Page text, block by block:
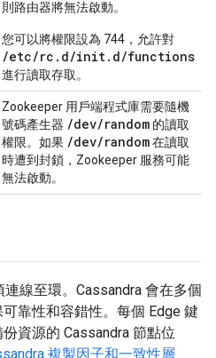
則路由器將無法啟動。
您可以將權限設為 744，允許對
/etc/rc.d/init.d/functions
進行讀取存取。
Zookeeper 用戶端程式庫需要隨機
號碼產生器 /dev/random 的讀取
權限。如果 /dev/random在讀取
時遭到封鎖，Zookeeper 服務可能
無法啟動。
線至環。Cassandra 會在多個
靠性和容錯性。每個 Edge 鍵
資源的 Cassandra 節點位
複製因子和一致性層